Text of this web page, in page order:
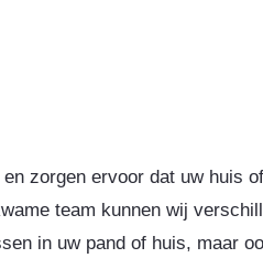
zorgen ervoor dat uw huis of
team kunnen wij
in uw pand of huis, maar